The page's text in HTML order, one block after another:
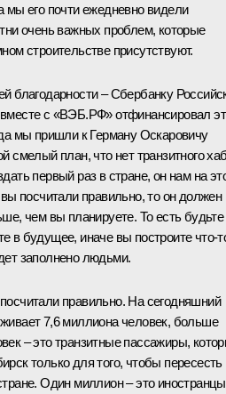
мы его почти ежедневно видели
очень важных проблем, которые
строительстве присутствуют.
благодарности – Сбербанку
с «ВЭБ.РФ» отфинансировал
мы пришли к Герману Оскаровичу
смелый план, что нет транзитного
первый раз в стране, он нам на
посчитали правильно, то он должен
чем вы планируете. То есть будьте
в будущее, иначе вы построите что-
заполнено людьми.
правильно. На сегодняшний
7,6 миллиона человек, больше
– это транзитные пассажиры,
только для того, чтобы пересесть
Один миллион – это